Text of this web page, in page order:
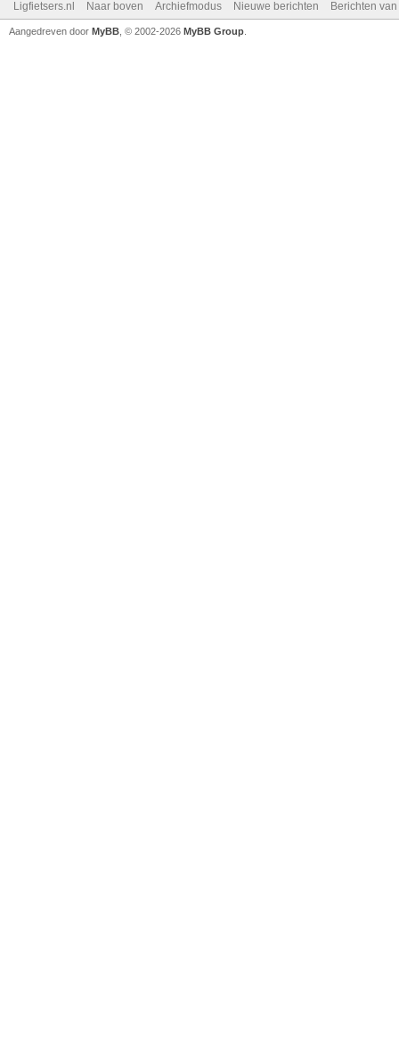
Ligfietsers.nl Naar boven Archiefmodus Nieuwe berichten Berichten
Aangedreven door MyBB , © 2002-2026 MyBB Group